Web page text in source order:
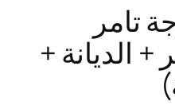
تامر
الديانة +